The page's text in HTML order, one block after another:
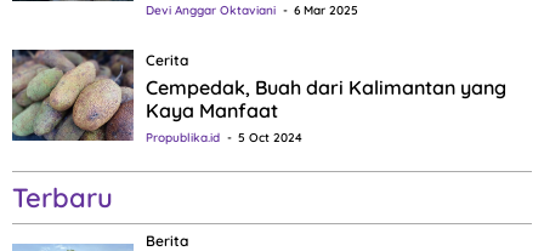
Devi Anggar Oktaviani 6 Mar 2025
Cerita
Cempedak, Buah dari Kalimantan yang
Kaya Manfaat
Propublika.id 5 Oct 2024
Terbaru
Berita